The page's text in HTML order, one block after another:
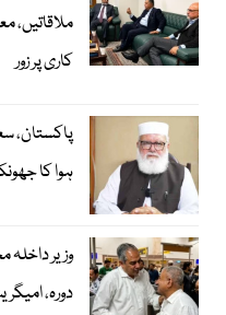
ملاقاتیں،
کاری پر زور
پاکستان،
ہوا کا
وزیر داخلہ
دورہ،